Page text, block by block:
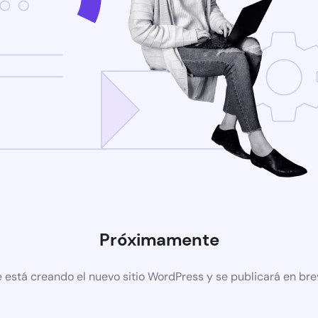
Próximamente
está creando el nuevo sitio WordPress y se publicará en